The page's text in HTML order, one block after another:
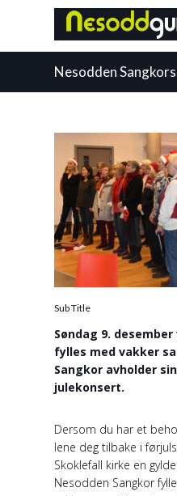
Nesodden
Sub Title
Søndag 9.
fylles med vakker
Sangkor avholder
julekonsert.
Dersom du har et
lene deg tilbake i
Skoklefall kirke en
Nesodden Sangkor